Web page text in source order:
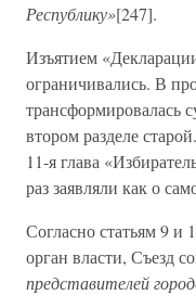
Республику»[247].
Изъятием
ограничивались. В
трансформировалась
втором разделе
11-я глава
раз заявляли как о
Согласно статьям 9 и
орган власти, Съезд
представителей